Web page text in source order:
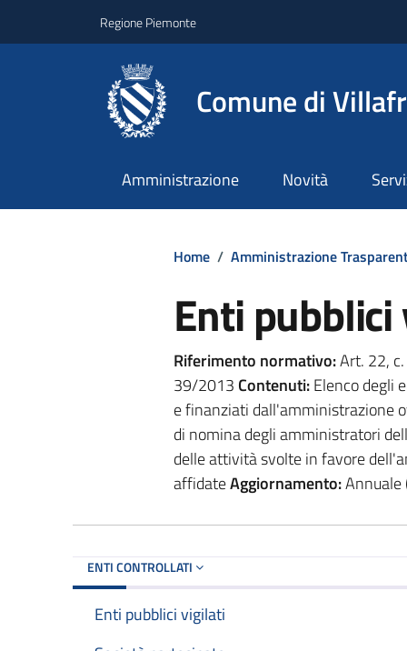
Regione Piemonte
Comune di
Amministrazione Novità
Home / Amministrazione
Enti
Riferimento normativo:Art. 22,
39/2013 Contenuti:Elenco degli
e finanziati dall'amministrazione
di nomina degli amministratori
delle attività svolte in favore
affidateAggiornamento:Annuale
ENTI CONTROLLATI
Enti pubblici vigilati